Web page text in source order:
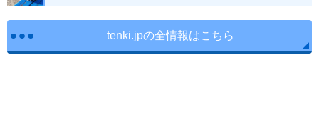
tenki.jpの全情報はこちら